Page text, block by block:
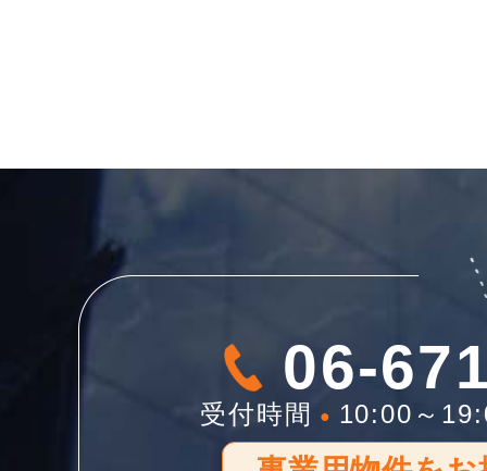
06-
受付時間 ● 10:00～